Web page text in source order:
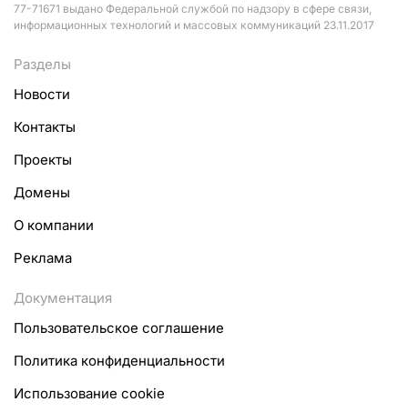
77-71671 выдано Федеральной службой по надзору в сфере связи,
информационных технологий и массовых коммуникаций 23.11.2017
Разделы
Новости
Контакты
Проекты
Домены
О компании
Реклама
Документация
Пользовательское соглашение
Политика конфиденциальности
Использование cookie